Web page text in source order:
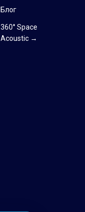
Блог
360° Space
Acoustic →